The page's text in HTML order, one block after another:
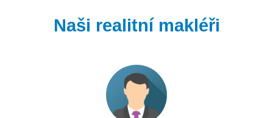
Naši realitní makléři